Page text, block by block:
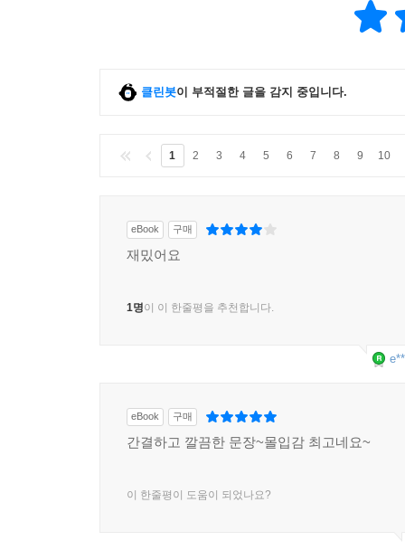
클린봇이 부적절한 글을 감지 중입니다.
1 2 3 4 5 6 7 8 9 10
eBook 구매
재밌어요
1명이 이 한줄평을 추천합니다.
eBook 구매
간결하고 깔끔한 문장~몰입감 최고네요~
이 한줄평이 도움이 되었나요?